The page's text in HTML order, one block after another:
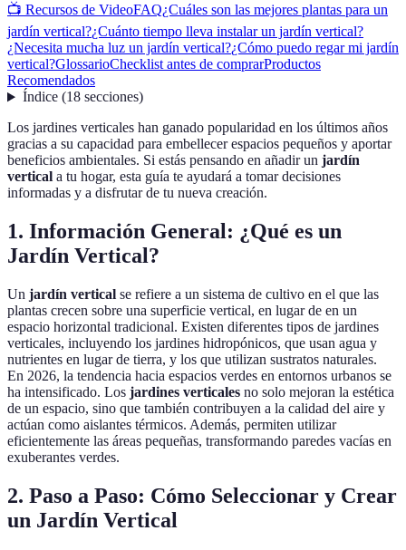
📺 Recursos de VideoFAQ¿Cuáles son las mejores plantas para un
jardín vertical?¿Cuánto tiempo lleva instalar un jardín vertical?
¿Necesita mucha luz un jardín vertical?¿Cómo puedo regar mi jardín
vertical?GlossarioChecklist antes de comprarProductos
Recomendados
Índice(18 secciones)
Los jardines verticales han ganado popularidad en los últimos años
gracias a su capacidad para embellecer espacios pequeños y aportar
beneficios ambientales. Si estás pensando en añadir un jardín
vertical a tu hogar, esta guía te ayudará a tomar decisiones
informadas y a disfrutar de tu nueva creación.
1. Información General: ¿Qué es un
Jardín Vertical?
Un jardín vertical se refiere a un sistema de cultivo en el que las
plantas crecen sobre una superficie vertical, en lugar de en un
espacio horizontal tradicional. Existen diferentes tipos de jardines
verticales, incluyendo los jardines hidropónicos, que usan agua y
nutrientes en lugar de tierra, y los que utilizan sustratos naturales.
En 2026, la tendencia hacia espacios verdes en entornos urbanos se
ha intensificado. Los jardines verticales no solo mejoran la estética
de un espacio, sino que también contribuyen a la calidad del aire y
actúan como aislantes térmicos. Además, permiten utilizar
eficientemente las áreas pequeñas, transformando paredes vacías en
exuberantes verdes.
2. Paso a Paso: Cómo Seleccionar y Crear
un Jardín Vertical